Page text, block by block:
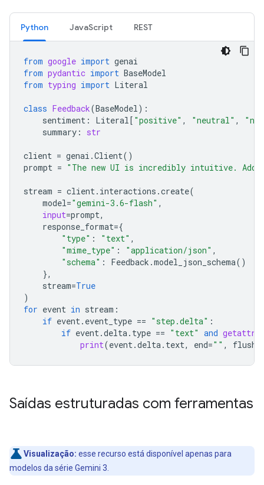
Python JavaScript REST
from google import genai
from pydantic import BaseModel
from typing import Literal
class Feedback(BaseModel):
sentiment : Literal[ "positive" , "neutral" ,
summary : str
client = genai .Client()
prompt = "The new UI is incredibly intuitive. Add
stream = client. interactions .create(
model="gemini-3.6-flash" ,
input=prompt,
response_format={
"type" : "text" ,
"mime_type" : "application/json" ,
"schema" : Feedback .model_json_schema()
},
stream=True
)
for event in stream :
if event. event_type == "step.delta" :
if event.delta. type == "text" and getattr
print(event.delta. text, end="" , flush
Saídas estruturadas com ferramentas
Visualização: esse recurso está disponível apenas para
modelos da série Gemini 3.